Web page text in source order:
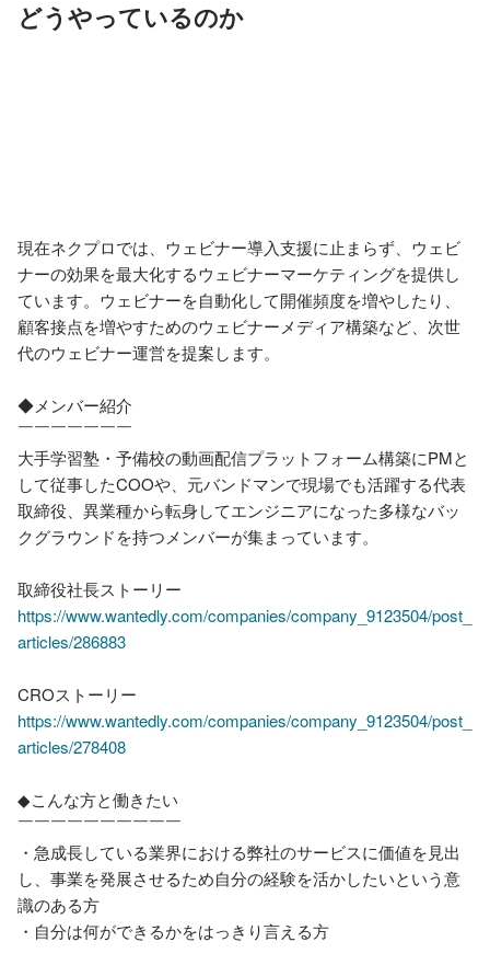
どうやっているのか
現在ネクプロでは、ウェビナー導入支援に止まらず、ウェビ
ナーの効果を最大化するウェビナーマーケティングを提供し
ています。ウェビナーを自動化して開催頻度を増やしたり、
顧客接点を増やすためのウェビナーメディア構築など、次世
代のウェビナー運営を提案します。
◆メンバー紹介
￣￣￣￣￣￣￣
大手学習塾・予備校の動画配信プラットフォーム構築にPMと
して従事したCOOや、元バンドマンで現場でも活躍する代表
取締役、異業種から転身してエンジニアになった多様なバッ
クグラウンドを持つメンバーが集まっています。
https://www.wantedly.com/companies/company_9123504/post_
articles/286883
https://www.wantedly.com/companies/company_9123504/post_
articles/278408
◆こんな方と働きたい
￣￣￣￣￣￣￣￣￣￣
・急成長している業界における弊社のサービスに価値を見出
し、事業を発展させるため自分の経験を活かしたいという意
識のある方
・自分は何ができるかをはっきり言える方